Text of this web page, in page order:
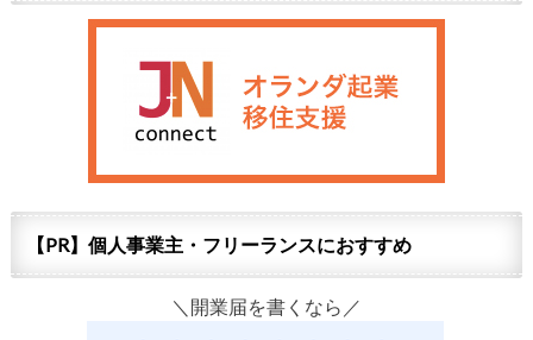
【PR】個人事業主・フリーランスにおすすめ
＼開業届を書くなら／